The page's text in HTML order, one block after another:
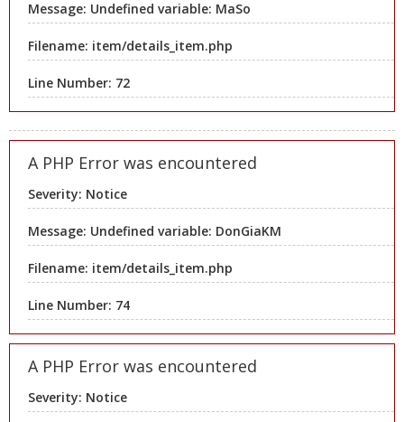
Message: Undefined variable: MaSo
Filename: item/details_item.php
Line Number: 72
A PHP Error was encountered
Severity: Notice
Message: Undefined variable: DonGiaKM
Filename: item/details_item.php
Line Number: 74
A PHP Error was encountered
Severity: Notice